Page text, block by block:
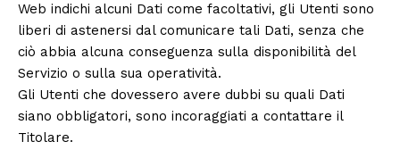
Web indichi alcuni Dati come facoltativi, gli Utenti sono
liberi di astenersi dal comunicare tali Dati, senza che
ciò abbia alcuna conseguenza sulla disponibilità del
Servizio o sulla sua operatività.
Gli Utenti che dovessero avere dubbi su quali Dati
siano obbligatori, sono incoraggiati a contattare il
Titolare.